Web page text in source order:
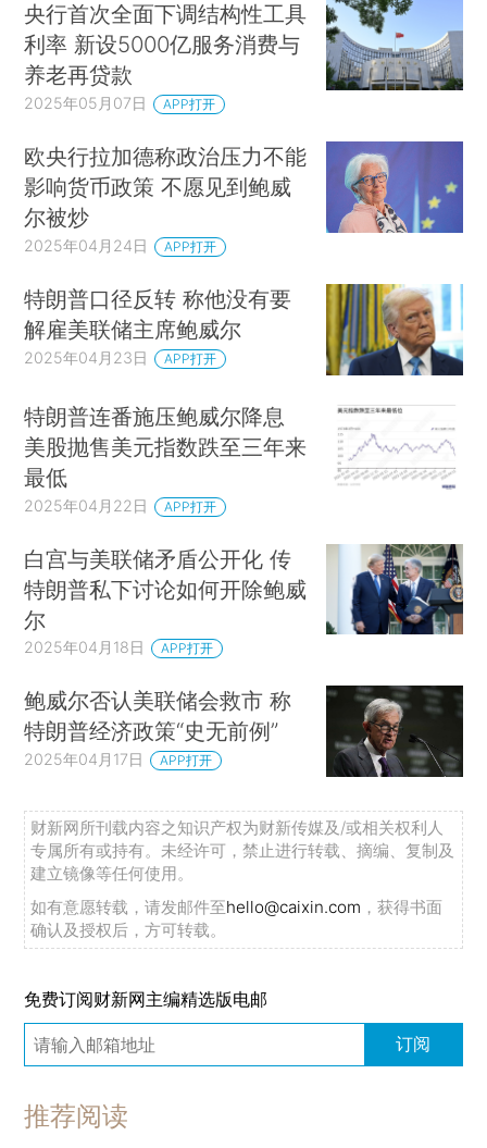
央行首次全面下调结构性工具
利率 新设5000亿服务消费与
养老再贷款
2025年05月07日 APP打开
欧央行拉加德称政治压力不能
影响货币政策 不愿见到鲍威
尔被炒
2025年04月24日 APP打开
特朗普口径反转 称他没有要
解雇美联储主席鲍威尔
2025年04月23日 APP打开
特朗普连番施压鲍威尔降息
美股抛售美元指数跌至三年来
最低
2025年04月22日 APP打开
白宫与美联储矛盾公开化 传
特朗普私下讨论如何开除鲍威
尔
2025年04月18日 APP打开
鲍威尔否认美联储会救市 称
特朗普经济政策“史无前例”
2025年04月17日 APP打开
财新网所刊载内容之知识产权为财新传媒及/或相关权利人
专属所有或持有。未经许可，禁止进行转载、摘编、复制及
建立镜像等任何使用。
如有意愿转载，请发邮件至hello@caixin.com ，获得书面
确认及授权后，方可转载。
免费订阅财新网主编精选版电邮
订阅
推荐阅读